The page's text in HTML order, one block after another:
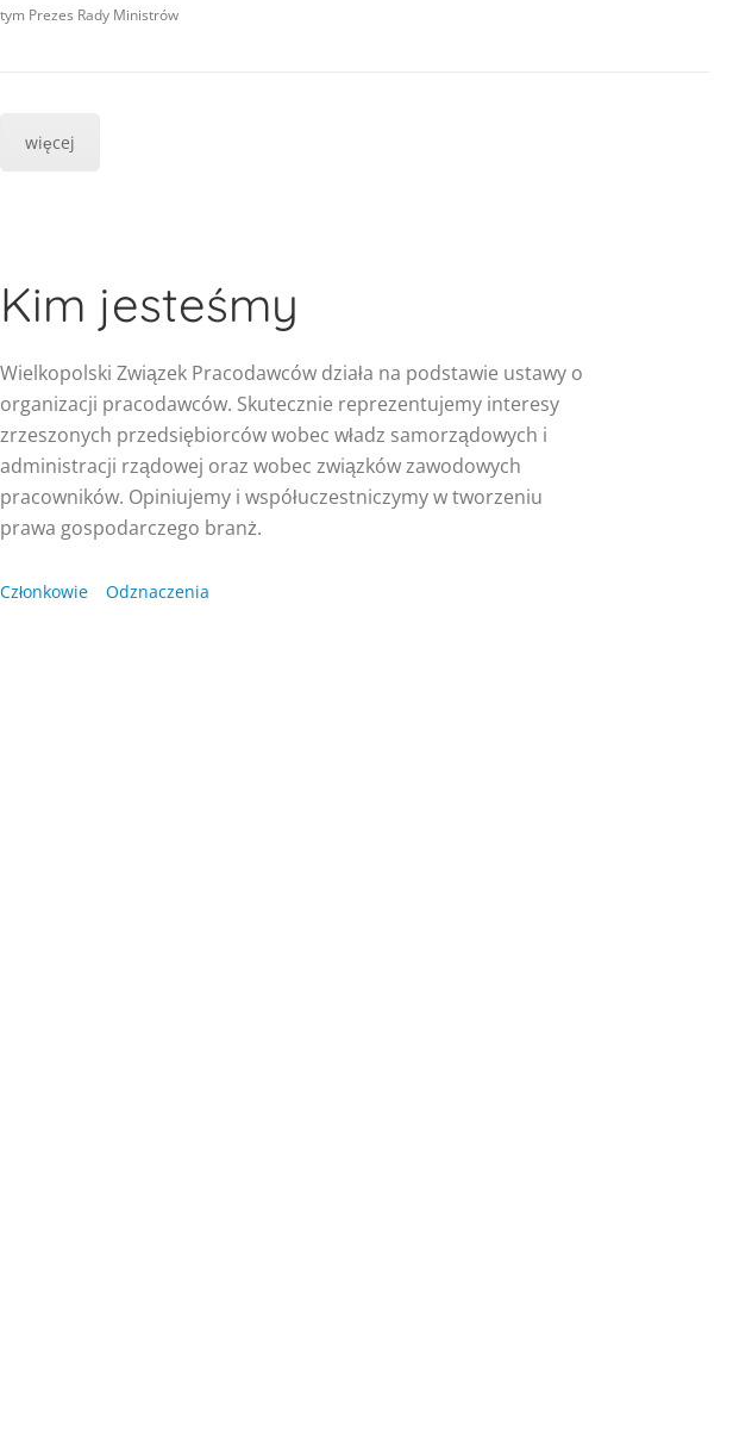
tym Prezes Rady Ministrów
więcej
Kim jesteśmy
Wielkopolski Związek Pracodawców działa na podstawie ustawy o
organizacji pracodawców. Skutecznie reprezentujemy interesy
zrzeszonych przedsiębiorców wobec władz samorządowych i
administracji rządowej oraz wobec związków zawodowych
pracowników. Opiniujemy i współuczestniczymy w tworzeniu
prawa gospodarczego branż.
Członkowie Odznaczenia